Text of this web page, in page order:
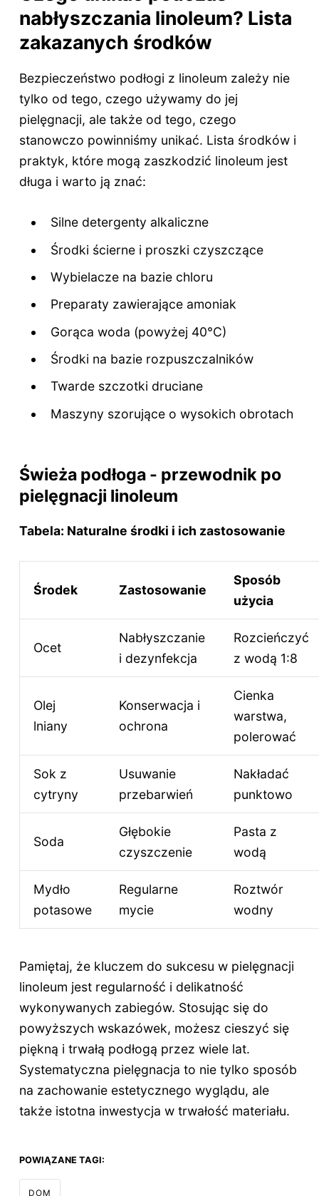
nabłyszczania linoleum? Lista
zakazanych środków
Bezpieczeństwo podłogi z linoleum zależy nie
tylko od tego, czego używamy do jej
pielęgnacji, ale także od tego, czego
stanowczo powinniśmy unikać. Lista środków i
praktyk, które mogą zaszkodzić linoleum jest
długa i warto ją znać:
Silne detergenty alkaliczne
Środki ścierne i proszki czyszczące
Wybielacze na bazie chloru
Preparaty zawierające amoniak
Gorąca woda (powyżej 40°C)
Środki na bazie rozpuszczalników
Twarde szczotki druciane
Maszyny szorujące o wysokich obrotach
Świeża podłoga - przewodnik po
pielęgnacji linoleum
Tabela: Naturalne środki i ich zastosowanie
Środek Zastosowanie
Sposób
użycia
Ocet
Nabłyszczanie
i dezynfekcja
Rozcieńczyć
z wodą 1:8
Olej
lniany
Konserwacja i
ochrona
Cienka
warstwa,
polerować
Sok z
cytryny
Usuwanie
przebarwień
Nakładać
punktowo
Soda
Głębokie
czyszczenie
Pasta z
wodą
Mydło
potasowe
Regularne
mycie
Roztwór
wodny
Pamiętaj, że kluczem do sukcesu w pielęgnacji
linoleum jest regularność i delikatność
wykonywanych zabiegów. Stosując się do
powyższych wskazówek, możesz cieszyć się
piękną i trwałą podłogą przez wiele lat.
Systematyczna pielęgnacja to nie tylko sposób
na zachowanie estetycznego wyglądu, ale
także istotna inwestycja w trwałość materiału.
POWIĄZANE TAGI:
DOM